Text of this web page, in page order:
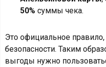
50% суммы чека.
Это официальное
безопасности. Таким
выгоды нужно